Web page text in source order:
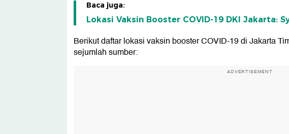
Baca juga:
Lokasi Vaksin Booster COVID-19 DKI Jakarta:
Berikut daftar lokasi vaksin booster COVID-19 di Jakarta
sejumlah sumber:
ADVERTISEMENT